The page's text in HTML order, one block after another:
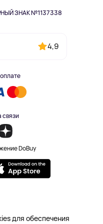
ЗНАК №1137338
4,9
связи
DoBuy
защищены
данных
соглашение
для обеспечения